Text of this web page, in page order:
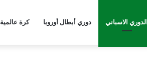
الدوري الاسباني دوري أبطال أوروبا كرة عالمية